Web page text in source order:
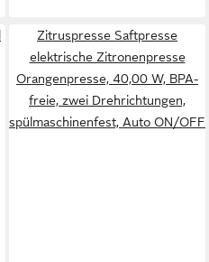
Zitruspresse Saftpresse
elektrische Zitronenpresse
Orangenpresse, 40,00 W, BPA-
freie, zwei Drehrichtungen,
spülmaschinenfest, Auto ON/OFF